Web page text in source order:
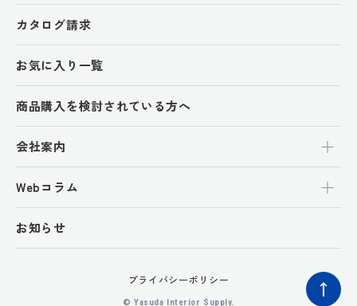
カタログ請求
お気に入り一覧
商品購入を検討されている方へ
会社案内
Webコラム
お知らせ
プライバシーポリシー
© Yasuda Interior Supply.